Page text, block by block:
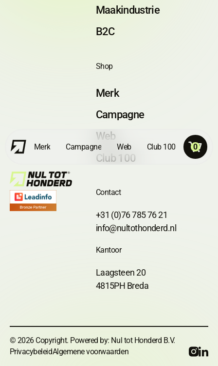
Maakindustrie
B2C
Shop
Merk
Campagne
Web
Club 100
Contact
+31 (0)76 785 76 21
info@nultothonderd.nl
Kantoor
Laagsteen 20
4815PH Breda
© 2026Copyright. Powered by: Nul tot Honderd B.V.
PrivacybeleidAlgemene voorwaarden
Merk Campagne Web Club 100 0